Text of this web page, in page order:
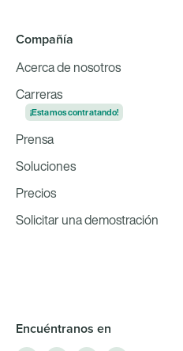
Compañía
Acerca de nosotros
Carreras
¡Estamos contratando!
Prensa
Soluciones
Precios
Solicitar una demostración
Encuéntranos en